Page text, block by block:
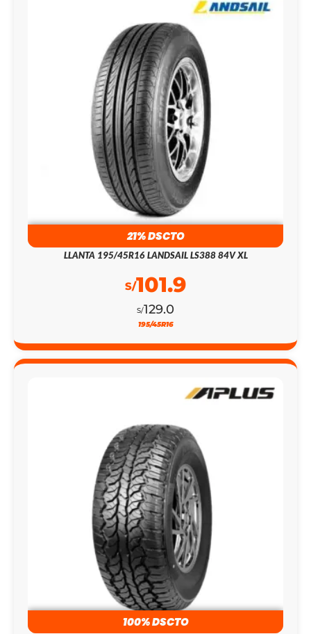
21% DSCTO
LLANTA 195/45R16 LANDSAIL LS388 84V XL
S/129.0
S/101.9
195/45R16
100% DSCTO